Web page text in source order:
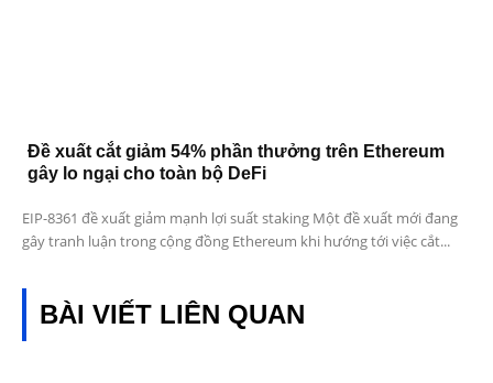
Đề xuất cắt giảm 54% phần thưởng trên Ethereum
gây lo ngại cho toàn bộ DeFi
EIP-8361 đề xuất giảm mạnh lợi suất staking Một đề xuất mới đang
gây tranh luận trong cộng đồng Ethereum khi hướng tới việc cắt...
BÀI VIẾT LIÊN QUAN